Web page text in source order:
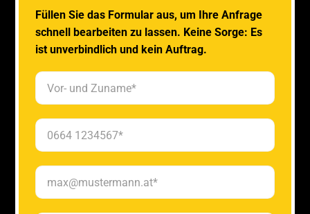
Füllen Sie das Formular aus, um Ihre Anfrage
schnell bearbeiten zu lassen. Keine Sorge: Es
ist unverbindlich und kein Auftrag.